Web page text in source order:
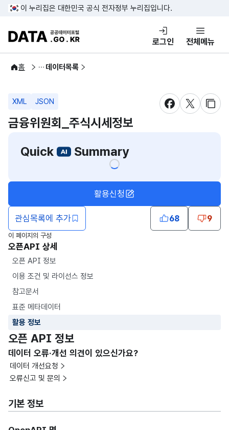
콘텐츠 바로가기
푸터 바로가기
이 누리집은 대한민국 공식 전자정부 누리집입니다.
DATA.GO.KR 공공데이터포털
로그인 전체메뉴
홈
공공데이터 데이터목록
XML JSON
새창 열림새창 열림
새창
금융위원회_주식시세정보
Quick
Summary
관심목록에 추가
활용신청
68 9
이 페이지의 구성
오픈API 상세
오픈 API 정보
이용 조건 및 라이선스 정보
참고문서
표준 메타데이터
활용 정보
오픈 API 정보
데이터 오류·개선 의견이 있으신가요?
데이터 개선요청
오류신고 및 문의
기본 정보